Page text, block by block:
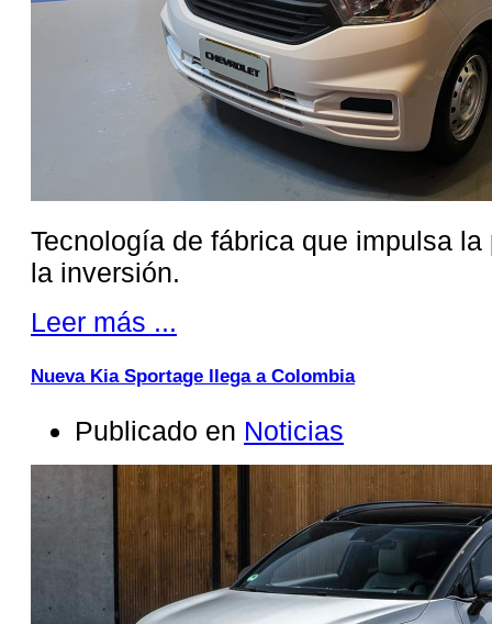
Tecnología de fábrica que impulsa
la inversión.
Leer más ...
Nueva Kia Sportage llega a Colombia
Publicado en Noticias